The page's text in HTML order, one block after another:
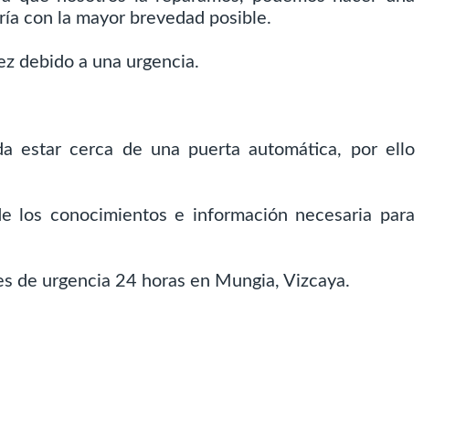
con la mayor brevedad posible.
debido a una urgencia.
estar cerca de una puerta automática, por ello
los conocimientos e información necesaria para
de urgencia 24 horas en Mungia, Vizcaya.